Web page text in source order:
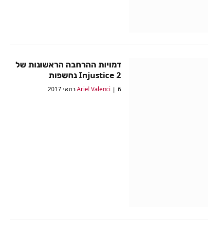
דמויות ההרחבה הראשונות של
Injustice 2 נחשפות
Ariel Valenci 6 במאי 2017